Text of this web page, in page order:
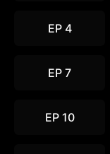
EP 4
EP 7
EP 10